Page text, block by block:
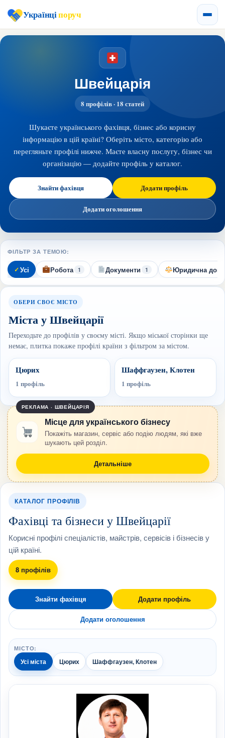
Українціпоруч
Швейцарія
8 профілів · 18 статей
Шукаєте українського фахівця, бізнес або корисну
інформацію в цій країні? Оберіть місто, категорію або
перегляньте профілі нижче. Маєте власну послугу, бізнес чи
організацію — додайте профіль у каталог.
Знайти фахівця Додати профіль
Додати оголошення
ФІЛЬТР ЗА ТЕМОЮ:
Усі Робота 1 Документи 1 Юридична
ОБЕРИ СВОЄ МІСТО
Міста у Швейцарії
Переходьте до профілів у своєму місті. Якщо міської сторінки ще
немає, плитка покаже профілі країни з фільтром за містом.
Цюрих
1 профіль
Шаффгаузен, Клотен
1 профіль
РЕКЛАМА · ШВЕЙЦАРІЯ
Місце для українського бізнесу
Покажіть магазин, сервіс або подію людям, які вже
шукають цей розділ.
Детальніше
КАТАЛОГ ПРОФІЛІВ
Фахівці та бізнеси у Швейцарії
Корисні профілі спеціалістів, майстрів, сервісів і бізнесів у
цій країні.
8 профілів
Знайти фахівця Додати профіль
Додати оголошення
МІСТО:
Усі міста Цюрих Шаффгаузен, Клотен